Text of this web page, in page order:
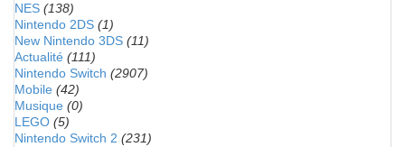
NES (138)
Nintendo 2DS (1)
New Nintendo 3DS (11)
Actualité (111)
Nintendo Switch (2907)
Mobile (42)
Musique (0)
LEGO (5)
Nintendo Switch 2 (231)